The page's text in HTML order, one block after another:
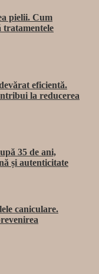
pielii. Cum
tratamentele
eficientă.
la reducerea
35 de ani,
și autenticitate
caniculare.